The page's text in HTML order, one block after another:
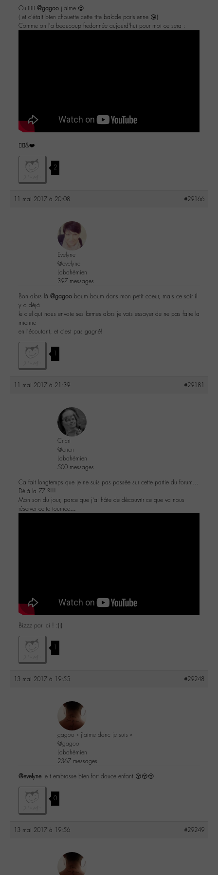
Ouiiiiii @gagoo j’aime 😍
( et c’était bien chouette cette tite balade parisienne 😘)
Comme on l’a beaucoup fredonnée aujourd’hui pour moi ce sera :
✌🏼&❤️
2
11 mai 2017 à 20:08 #29166
Evelyne
@evelyne
Labohémien
397 messages
Bon alors là @gagoo boum boum dans mon petit coeur, mais ce soir il
y a déjà
le ciel qui nous envoie ses larmes alors je vais essayer de ne pas faire la
mienne
en l’écoutant, et c’est pas gagné!
1
11 mai 2017 à 21:39 #29181
Cricri
@cricri
Labohémien
500 messages
Ca fait longtemps que je ne suis pas passée sur cette partie du forum…
Déjà la 77 ?!!!
Mon son du jour, parce que j’ai hâte de découvrir ce que va nous
réserver cette tournée…
Bizzz par ici ! :)))
1
13 mai 2017 à 19:55 #29248
gagoo « j’aime donc je suis »
@gagoo
Labohémien
2367 messages
@evelyne je t embrasse bien fort douce enfant 😚😚😚
0
13 mai 2017 à 19:56 #29249